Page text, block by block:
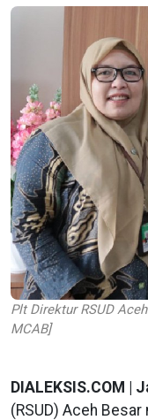
Plt Direktur RSUD
MCAB]
DIALEKSIS.COM |
(RSUD) Aceh